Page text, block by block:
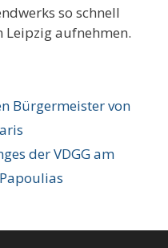
so schnell
Leipzig aufnehmen.
Bürgermeister von
der VDGG am